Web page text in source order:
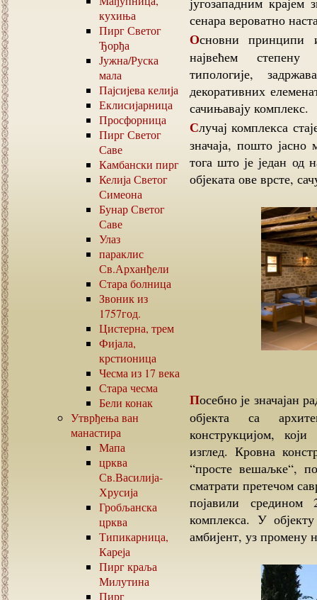
кухиња
Пирг Светог
Ђорђа
Јужна/Руска
мала
Пајсијева келија
Еклисијарница
Просфорница
Пирг Светог
Саве
Камбански пирг
Келија Светог
Симеона
Бунар Светог
Саве
Улаз
параклис
Св.Арханђели
Стара болница
Звоник из
1757год.
Цистерна, трем
Фијала,
крстионица
Чесма из 17 века
Стара чесма
Бели конак
Утврђења ван
манастира
Мапа
црква
Св.Василија-
Хрусија
Гробљанска
црква
Типикарница,
Кареја
Пирг краља
Милутина
Пирг
сенара вероватно
Основни принципи интервенције на комплексу су очување у
највећем степену
типологије,
декоративних
сачињавају комплекс.
Случај комплекса стаје – сенаре манастира Хиландара је од посебног
значаја, пошто
тога што је један од
објеката ове врсте,
Посебно је значајан рад на реконструкцији штале, дугачког приземног
објекта са
конструкцијом,
изглед. Кровна
“просте вешаљке“,
сматрати претечом
појавили
комплекса. У
амбијент, уз промену